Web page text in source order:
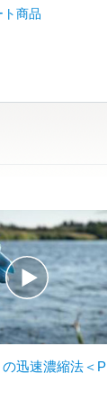
商品
迅速濃縮法＜